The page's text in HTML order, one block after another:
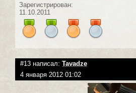
Зарегистрирован:
11.10.2011
#13 написал: Tavadze
4 января 2012 01:02